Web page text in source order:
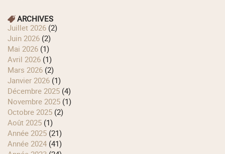
ARCHIVES
juillet 2026 (2)
juin 2026 (2)
mai 2026 (1)
avril 2026 (1)
mars 2026 (2)
janvier 2026 (1)
décembre 2025 (4)
novembre 2025 (1)
octobre 2025 (2)
août 2025 (1)
année 2025 (21)
année 2024 (41)